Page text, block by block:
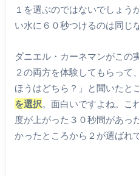
１を選ぶのではないでしょう
い水に６０秒つけるのは同じ
ダニエル・カーネマンがこの
２の両方を体験してもらって
ほうはどちら？」と聞いたと
を選択。面白いですよね。こ
度が上がった３０秒間があっ
かったところから２が選ばれ